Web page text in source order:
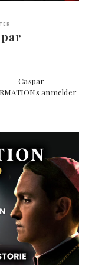
Caspar
anmelder